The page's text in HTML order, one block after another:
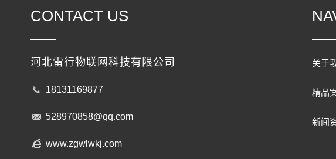
CONTACT US
河北雷行物联网科技有限公司
18131169877
528970858@qq.com
www.zgwlwkj.com
关于
精品
新闻